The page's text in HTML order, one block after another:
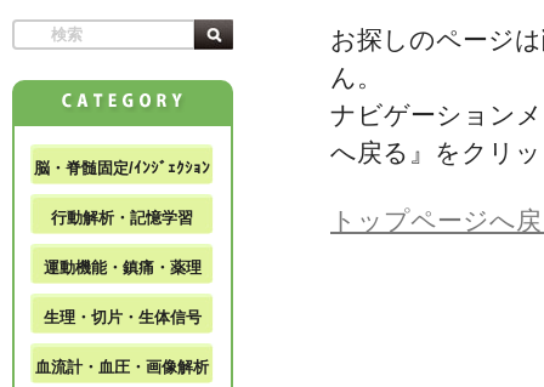
お探しのページ
ん。
ナビゲーション
へ戻る』をクリ
トップページへ
脳・脊髄固定/ｲﾝｼﾞｪｸｼｮﾝ
行動解析・記憶学習
運動機能・鎮痛・薬理
生理・切片・生体信号
血流計・血圧・画像解析